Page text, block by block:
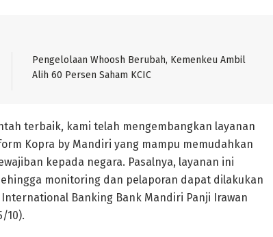
Pengelolaan Whoosh Berubah, Kemenkeu Ambil
Alih 60 Persen Saham KCIC
terbaik, kami telah mengembangkan layanan
Kopra by Mandiri yang mampu memudahkan
kepada negara. Pasalnya, layanan ini
monitoring dan pelaporan dapat dilakukan
Banking Bank Mandiri Panji Irawan
10).